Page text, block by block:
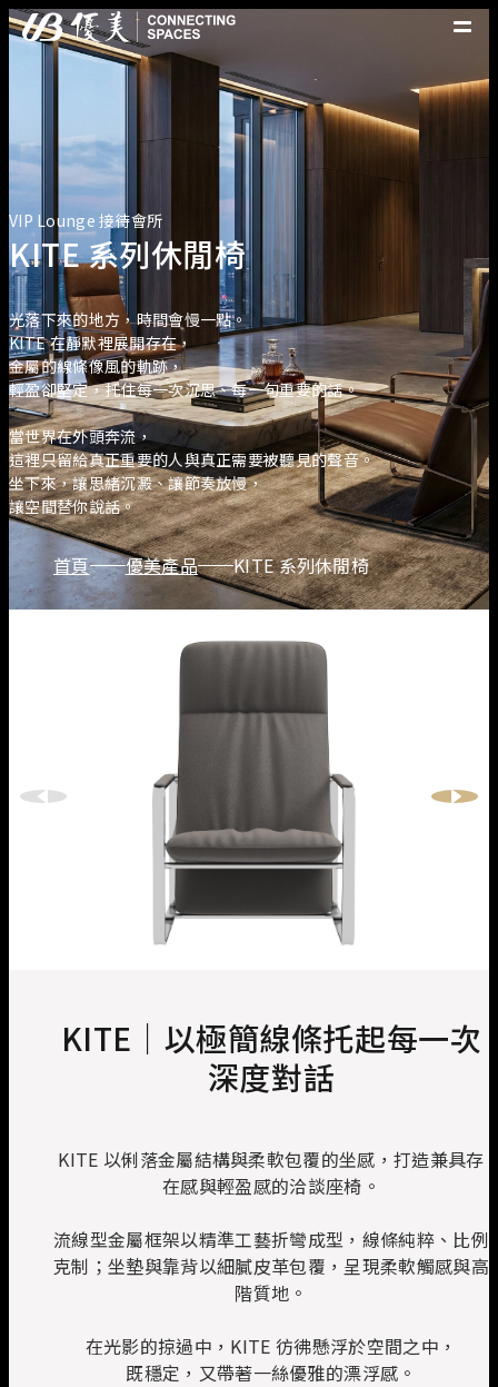
優美脈動
常見問題
關於優美
優美服務
人才招募
聯絡我們
VIP Lounge 接待會所
KITE 系列休閒椅
光落下來的地方，時間會慢一點。
KITE 在靜默裡展開存在，
金屬的線條像風的軌跡，
輕盈卻堅定，托住每一次沉思、每一句重要的話。
當世界在外頭奔流，
這裡只留給真正重要的人與真正需要被聽見的聲音。
坐下來，讓思緒沉澱、讓節奏放慢，
讓空間替你說話。
首頁 優美產品 KITE 系列休閒椅
KITE｜以極簡線條托起每一次
深度對話
KITE 以俐落金屬結構與柔軟包覆的坐感，打造兼具存
在感與輕盈感的洽談座椅。
流線型金屬框架以精準工藝折彎成型，線條純粹、比例
克制；坐墊與靠背以細膩皮革包覆，呈現柔軟觸感與高
階質地。
在光影的掠過中，KITE 彷彿懸浮於空間之中，
既穩定，又帶著一絲優雅的漂浮感。